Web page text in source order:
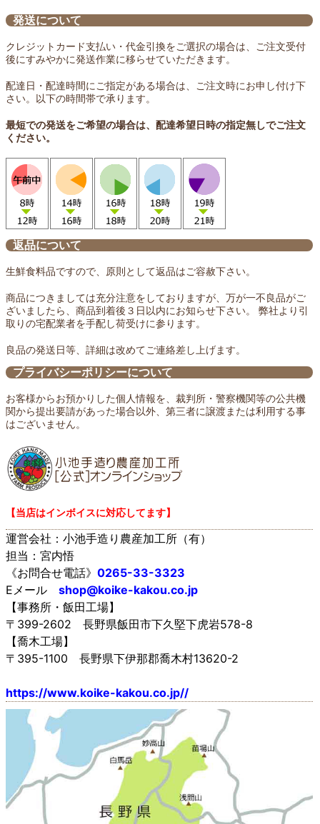
発送について
クレジットカード支払い・代金引換をご選択の場合は、ご注文受付
後にすみやかに発送作業に移らせていただきます。
配達日・配達時間にご指定がある場合は、ご注文時にお申し付け下
さい。以下の時間帯で承ります。
最短での発送をご希望の場合は、配達希望日時の指定無しでご注文
ください。
返品について
生鮮食料品ですので、原則として返品はご容赦下さい。
商品につきましては充分注意をしておりますが、万が一不良品がご
ざいましたら、商品到着後３日以内にお知らせ下さい。 弊社より引
取りの宅配業者を手配し荷受けに参ります。
良品の発送日等、詳細は改めてご連絡差し上げます。
プライバシーポリシーについて
お客様からお預かりした個人情報を、裁判所・警察機関等の公共機
関から提出要請があった場合以外、第三者に譲渡または利用する事
はございません。
【当店はインボイスに対応してます】
運営会社：小池手造り農産加工所（有）
担当：宮内悟
《お問合せ電話》 0265-33-3323
Eメール shop@koike-kakou.co.jp
【事務所・飯田工場】
〒399-2602 長野県飯田市下久堅下虎岩578-8
【喬木工場】
〒395-1100 長野県下伊那郡喬木村13620-2
https://www.koike-kakou.co.jp//